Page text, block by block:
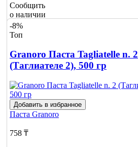
Сообщить
о наличии
1
-8%
Топ
Granoro Паста Tagliatelle n. 2
(Таглиателе 2), 500 гр
Добавить в избранное
Паста Granoro
758 ₸